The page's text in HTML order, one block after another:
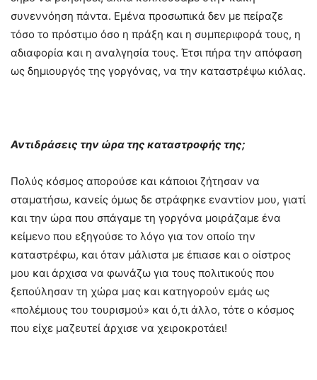
συνεννόηση πάντα. Εμένα προσωπικά δεν με πείραζε
τόσο το πρόστιμο όσο η πράξη και η συμπεριφορά τους, η
αδιαφορία και η αναλγησία τους. Έτσι πήρα την απόφαση
ως δημιουργός της γοργόνας, να την καταστρέψω κιόλας.
Αντιδράσεις την ώρα της καταστροφής της;
Πολύς κόσμος απορούσε και κάποιοι ζήτησαν να
σταματήσω, κανείς όμως δε στράφηκε εναντίον μου, γιατί
και την ώρα που σπάγαμε τη γοργόνα μοιράζαμε ένα
κείμενο που εξηγούσε το λόγο για τον οποίο την
καταστρέφω, και όταν μάλιστα με έπιασε και ο οίστρος
μου και άρχισα να φωνάζω για τους πολιτικούς που
ξεπούλησαν τη χώρα μας και κατηγορούν εμάς ως
«πολέμιους του τουρισμού» και ό,τι άλλο, τότε ο κόσμος
που είχε μαζευτεί άρχισε να χειροκροτάει!